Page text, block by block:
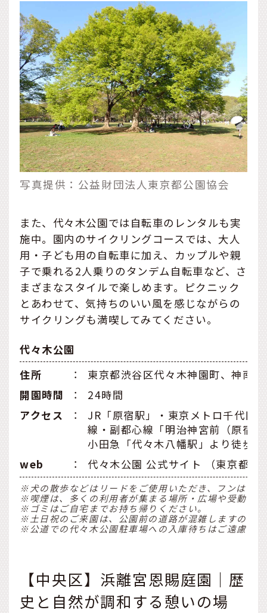
写真提供：公益財団法人東京都公園協会
また、代々木公園では自転車のレンタルも実
施中。園内のサイクリングコースでは、大人
用・子ども用の自転車に加え、カップルや親
子で乗れる2人乗りのタンデム自転車など、さ
まざまなスタイルで楽しめます。ピクニック
とあわせて、気持ちのいい風を感じながらの
サイクリングも満喫してみてください。
代々木公園
住所
：
東京都渋谷区代々木神園町、神南1
開園時間
：
24時間
アクセス
：
JR「原宿駅」・東京メトロ千代田
線・副都心線「明治神宮前（原宿
小田急「代々木八幡駅」より徒歩
web
： 代々木公園 公式サイト （東京都公
※犬の散歩などはリードをご使用いただき、フンはお
※喫煙は、多くの利用者が集まる場所・広場や受動喫
※ゴミはご自宅までお持ち帰りください。
※土日祝のご来園は、公園前の道路が混雑しますので
※公道での代々木公園駐車場への入庫待ちはご遠慮く
【中央区】浜離宮恩賜庭園｜歴
史と自然が調和する憩いの場